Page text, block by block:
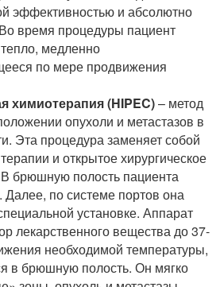
эффективностью и абсолютно
время процедуры пациент
медленно
по мере продвижения
химиотерапия (HIPEC)– метод
опухоли и метастазов в
Эта процедура заменяет собой
и открытое хирургическое
брюшную полость пациента
Далее, по системе портов она
установке. Аппарат
лекарственного вещества до 37-
необходимой температуры,
в брюшную полость. Он мягко